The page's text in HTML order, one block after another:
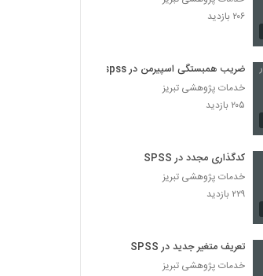
۲۰۶ بازدید
ضریب همبستگی اسپیرمن در spss
خدمات پژوهشی تبریز
۲۰۵ بازدید
کدگذاری مجدد در SPSS
خدمات پژوهشی تبریز
۲۲۹ بازدید
تعریف متغیر جدید در SPSS
خدمات پژوهشی تبریز